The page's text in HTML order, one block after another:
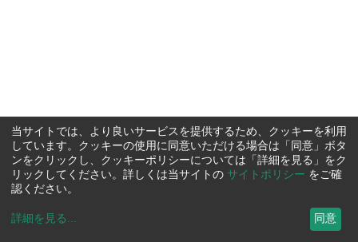
当サイトでは、より良いサービスを提供するため、クッキーを利用
しています。クッキーの使用に同意いただける場合は「同意」ボタ
ンをクリックし、クッキーポリシーについては「詳細を見る」をク
リックしてください。詳しくは当サイトの サイトポリシー をご確
認ください。
詳細を見る ... 同意